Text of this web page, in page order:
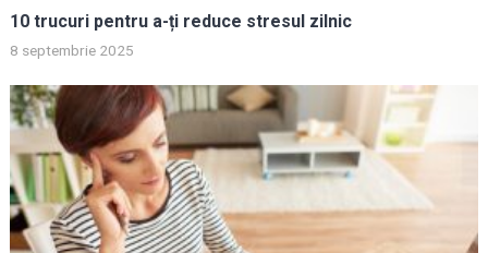
10 trucuri pentru a-ți reduce stresul zilnic
8 septembrie 2025